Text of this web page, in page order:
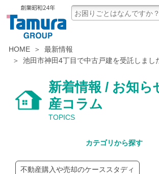
HOME
最新情報
池田市神田4丁目で中古戸建を受託しまし
新着情報 / お知ら
産コラム
TOPICS
カテゴリから探す
不動産購入や売却のケーススタディ